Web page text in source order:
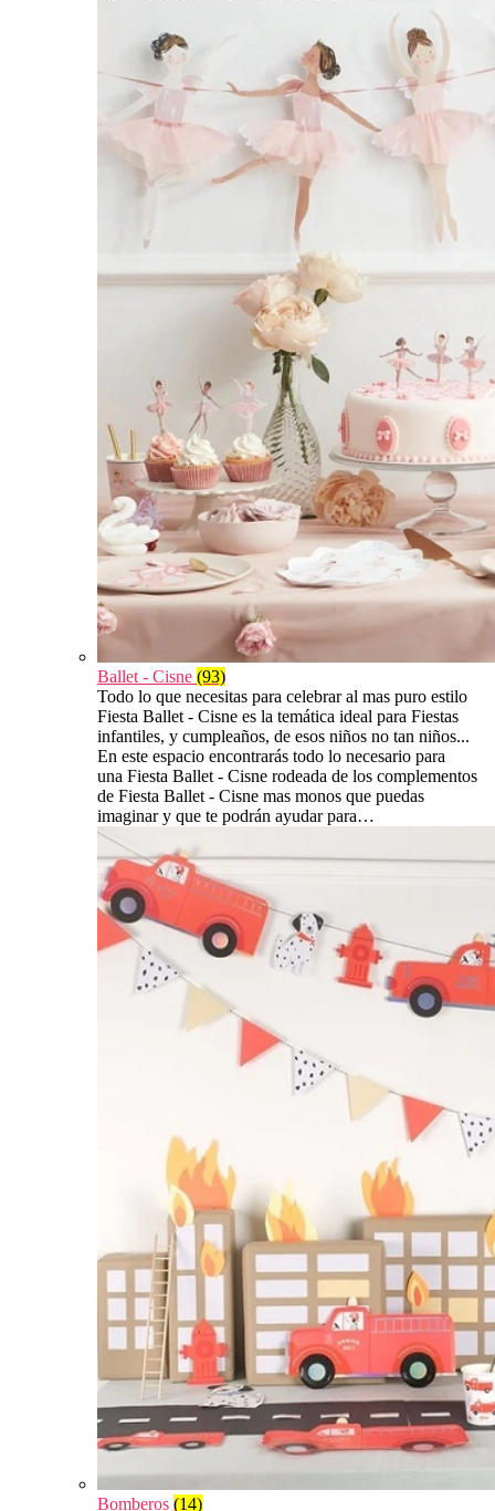
Ballet - Cisne (93)
Todo lo que necesitas para celebrar al mas puro estilo
Fiesta Ballet - Cisne es la temática ideal para Fiestas
infantiles, y cumpleaños, de esos niños no tan niños...
En este espacio encontrarás todo lo necesario para
una Fiesta Ballet - Cisne rodeada de los complementos
de Fiesta Ballet - Cisne mas monos que puedas
imaginar y que te podrán ayudar para…
Bomberos (14)